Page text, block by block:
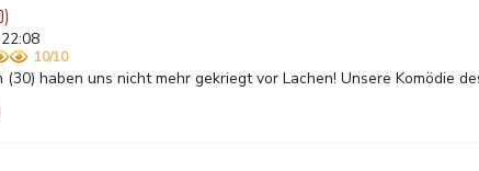
10/10
(30) haben uns nicht mehr gekriegt vor Lachen! Unsere Komödie